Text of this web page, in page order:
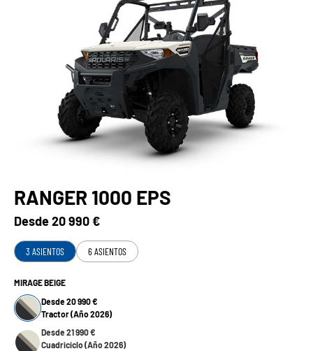
RANGER 1000 EPS
Desde20 990 €
3 ASIENTOS 6 ASIENTOS
MIRAGE BEIGE
Desde 20 990 €
Tractor (Año 2026)
Desde 21 990 €
Cuadriciclo (Año 2026)